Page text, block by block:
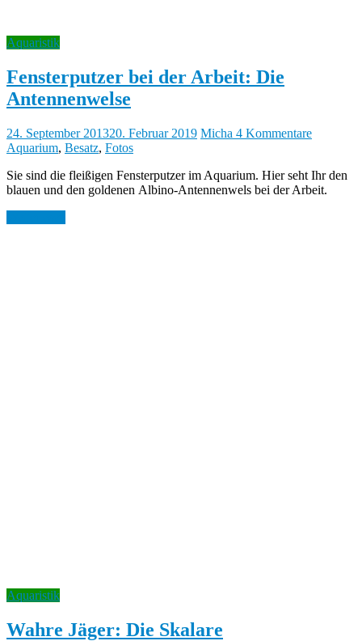
Aquaristik
Fensterputzer bei der Arbeit: Die
Antennenwelse
24. September 201320. Februar 2019 Micha 4 Kommentare
Aquarium, Besatz, Fotos
Sie sind die fleißigen Fensterputzer im Aquarium. Hier seht Ihr den
blauen und den goldenen Albino-Antennenwels bei der Arbeit.
Aquaristik
Wahre Jäger: Die Skalare